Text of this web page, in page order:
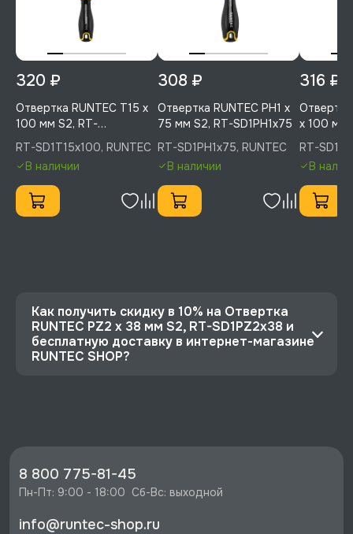
320 ₽
Отвертка RUNTEC T15 x
100 мм S2, RT-
SD1T15x100
RT-SD1T15x100, RUNTEC
В наличии
308 ₽
Отвертка RUNTEC PH1 x
75 мм S2, RT-SD1PH1x75
RT-SD1PH1x75, RUNTEC
В наличии
316 ₽
x 100 мм
RT-
RUNTEC
В
Как получить скидку в 10% на Отвертка
RUNTEC PZ2 x 38 мм S2, RT-SD1PZ2x38 и
бесплатную доставку в интернет-магазине
RUNTEC SHOP?
⚡️ Бесплатная доставка в Москве, Санкт-
Петербурге и по РФ, если она меньше 10%
8 800 775-81-45
Пн-Пт: 9:00 - 18:00  Сб-Вс: выходной
info@runtec-shop.ru